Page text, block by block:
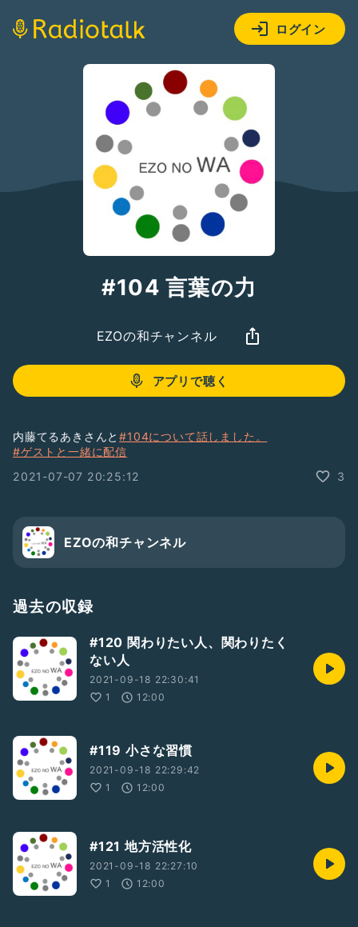
ログイン
#104 言葉の力
EZOの和チャンネル
アプリで聴く
内藤てるあきさんと#104について話しました。
#ゲストと一緒に配信
2021-07-07 20:25:12
3
EZOの和チャンネル
過去の収録
#120 関わりたい人、関わりたく
ない人
2021-09-18 22:30:41
1
12:00
#119 小さな習慣
2021-09-18 22:29:42
1
12:00
#121 地方活性化
2021-09-18 22:27:10
1
12:00